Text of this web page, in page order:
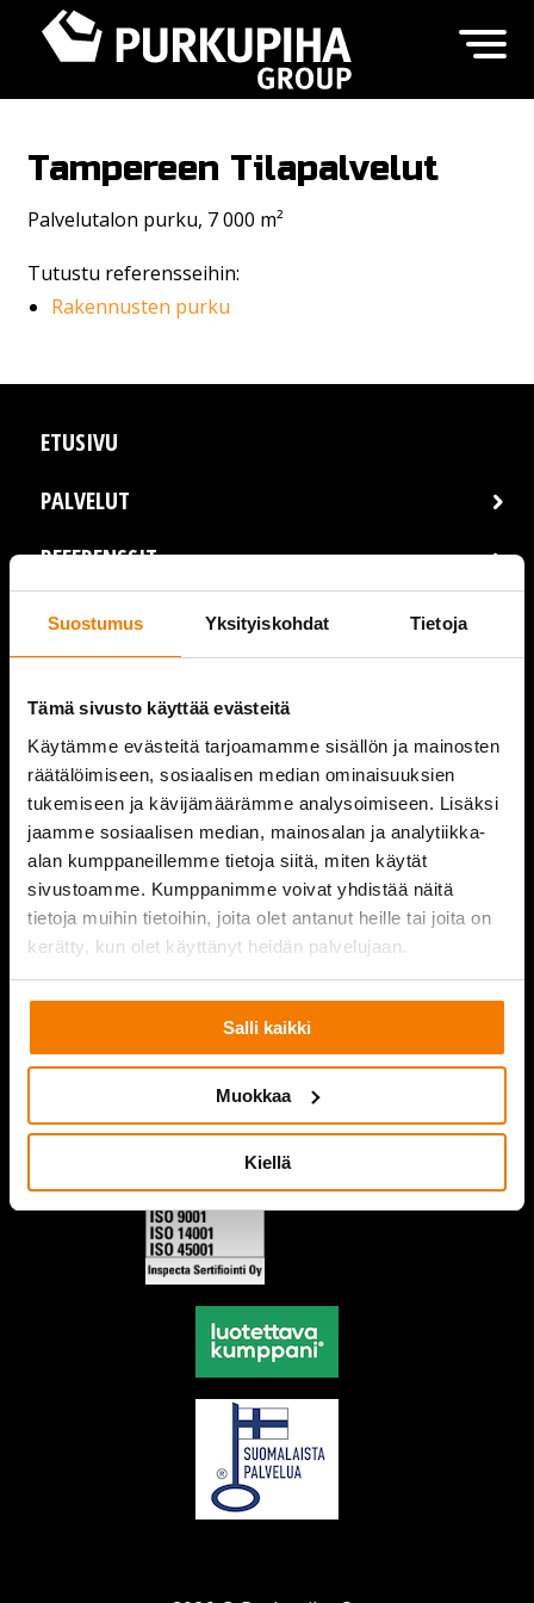
Suostumus Yksityiskohdat Tietoja
Tämä sivusto käyttää evästeitä
Käytämme evästeitä tarjoamamme sisällön ja mainosten
räätälöimiseen, sosiaalisen median ominaisuuksien
tukemiseen ja kävijämäärämme analysoimiseen. Lisäksi
jaamme sosiaalisen median, mainosalan ja analytiikka-
alan kumppaneillemme tietoja siitä, miten käytät
sivustoamme. Kumppanimme voivat yhdistää näitä
tietoja muihin tietoihin, joita olet antanut heille tai joita on
kerätty, kun olet käyttänyt heidän palvelujaan.
Salli kaikki
Muokkaa
Kiellä
Tampereen Tilapalvelut
Palvelutalon purku, 7 000 m²
Tutustu referensseihin:
Rakennusten purku
ETUSIVU
PALVELUT
REFERENSSIT
AJANKOHTAISTA
YRITYS
YHTEYSTIEDOT
PURKUPIHA